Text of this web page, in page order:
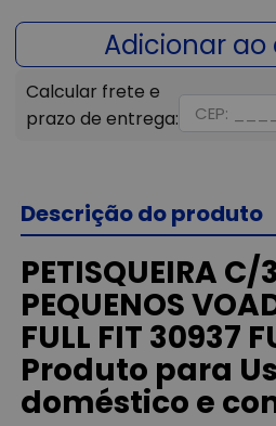
Descrição do produto
PETISQUEIRA C/
PEQUENOS
FULL FIT 30937
Produto para
doméstico e